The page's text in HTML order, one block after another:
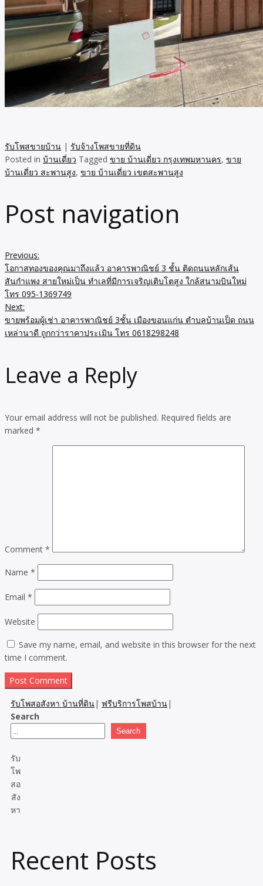
รับโพสขายบ้าน | รับจ้างโพสขายที่ดิน
Posted in บ้านเดี่ยว Tagged ขาย บ้านเดี่ยว กรุงเทพมหานคร, ขาย
บ้านเดี่ยว สะพานสูง, ขาย บ้านเดี่ยว เขตสะพานสูง
Post navigation
Previous:
โอกาสทองของคุณมาถึงแล้ว อาคารพาณิชย์ 3 ชั้น ติดถนนหลักเส้น
สันกำแพง สายใหม่เป็น ทำเลที่มีการเจริญเติบโตสูง ใกล้สนามบินใหม่
โทร 095-1369749
Next:
ขายพร้อมผู้เช่า อาคารพาณิชย์ 3ชั้น เมืองขอนแก่น ตำบลบ้านเป็ด ถนน
เหล่านาดี ถูกกว่าราคาประเมิน โทร 0618298248
Leave a Reply
Your email address will not be published. Required fields are
marked *
Comment *
Name *
Email *
Website
Save my name, email, and website in this browser for the next
time I comment.
รับโพสอสังหา บ้านที่ดิน| ฟรีบริการโพสบ้าน|
Search
Search
รับ
โพ
สอ
สัง
หา
Recent Posts